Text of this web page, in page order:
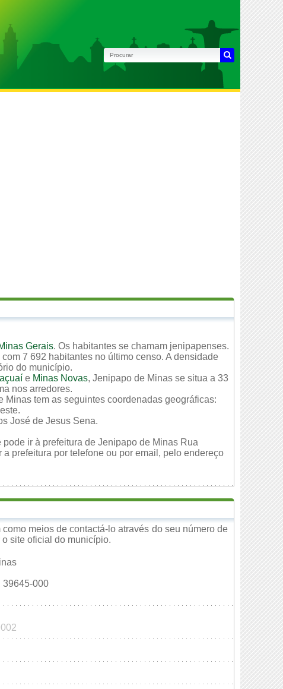
Gerais. Os habitantes se chamam jenipapenses.
7 692 habitantes no último censo. A densidade
do município.
e Minas Novas, Jenipapo de Minas se situa a 33
nos arredores.
tem as seguintes coordenadas geográficas:
José de Jesus Sena.
ir à prefeitura de Jenipapo de Minas Rua
prefeitura por telefone ou por email, pelo endereço
meios de contactá-lo através do seu número de
site oficial do município.
39645-000